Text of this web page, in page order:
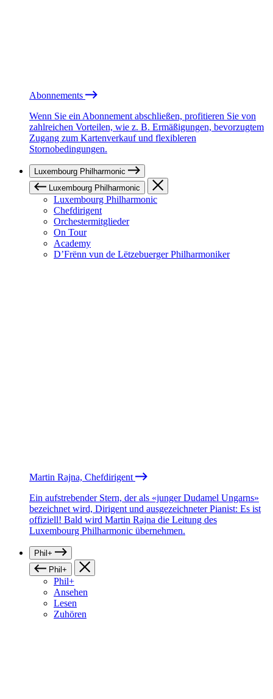
Abonnements
Wenn Sie ein Abonnement abschließen, profitieren Sie von
zahlreichen Vorteilen, wie z. B. Ermäßigungen, bevorzugtem
Zugang zum Kartenverkauf und flexibleren
Stornobedingungen.
Luxembourg Philharmonic
Luxembourg Philharmonic
Luxembourg Philharmonic
Chefdirigent
Orchestermitglieder
On Tour
Academy
D’Frënn vun de Lëtzebuerger Philharmoniker
Martin Rajna, Chefdirigent
Ein aufstrebender Stern, der als «junger Dudamel Ungarns»
bezeichnet wird, Dirigent und ausgezeichneter Pianist: Es ist
offiziell! Bald wird Martin Rajna die Leitung des
Luxembourg Philharmonic übernehmen.
Phil+
Phil+
Phil+
Ansehen
Lesen
Zuhören